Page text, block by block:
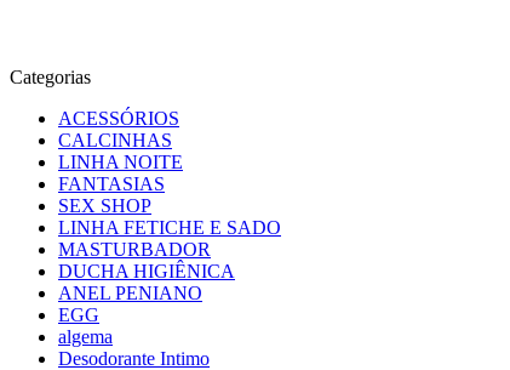
Categorias
ACESSÓRIOS
CALCINHAS
LINHA NOITE
FANTASIAS
SEX SHOP
LINHA FETICHE E SADO
MASTURBADOR
DUCHA HIGIÊNICA
ANEL PENIANO
EGG
algema
Desodorante Intimo